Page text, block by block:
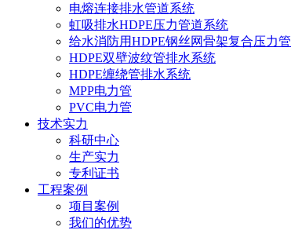
电熔连接排水管道系统
虹吸排水HDPE压力管道系统
给水消防用HDPE钢丝网骨架复合压力管
HDPE双壁波纹管排水系统
HDPE缠绕管排水系统
MPP电力管
PVC电力管
技术实力
科研中心
生产实力
专利证书
工程案例
项目案例
我们的优势